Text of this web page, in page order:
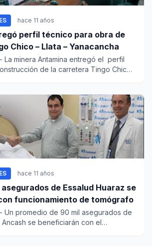
hace 11 años
perfil técnico para obra de
Chico – Llata – Yanacancha
La minera Antamina entregó el perfil
de la carretera Tingo Chico
hace 11 años
de Essalud Huaraz se
funcionamiento de tomógrafo
Un promedio de 90 mil asegurados de
se beneficiarán con el